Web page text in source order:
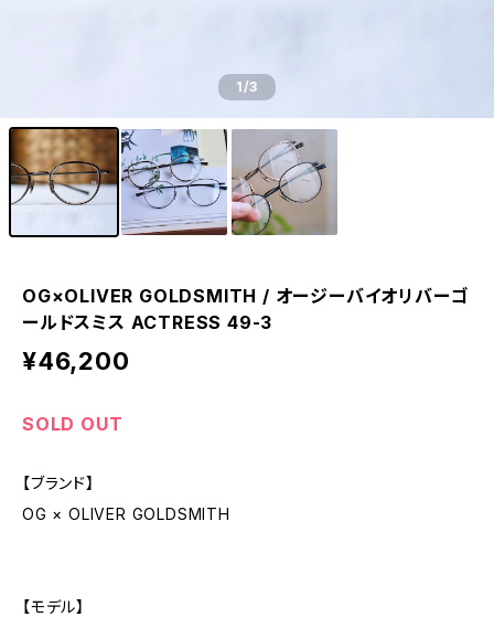
1/3
OG×OLIVER GOLDSMITH / オージーバイオリバーゴ
ールドスミス ACTRESS 49-3
¥46,200
SOLD OUT
【ブランド】
OG × OLIVER GOLDSMITH
【モデル】